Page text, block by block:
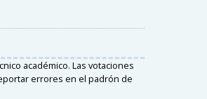
académico. Las votaciones
errores en el padrón de